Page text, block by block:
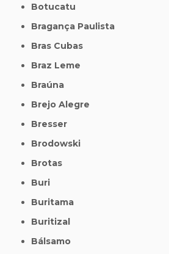
Botucatu
Bragança Paulista
Bras Cubas
Braz Leme
Braúna
Brejo Alegre
Bresser
Brodowski
Brotas
Buri
Buritama
Buritizal
Bálsamo